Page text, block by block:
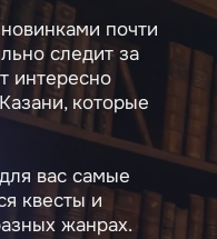
почти
следит за
интересно
которые
вас самые
квесты и
жанрах.